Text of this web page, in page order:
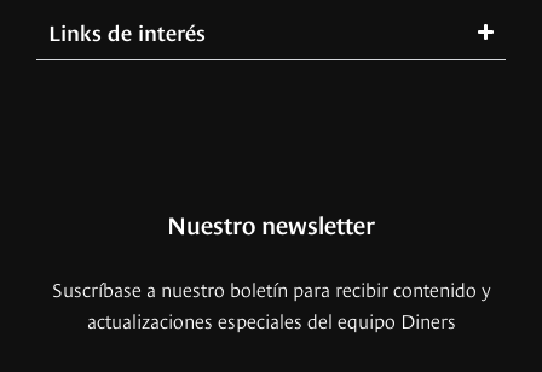
Links de interés
Nuestro newsletter
Suscríbase a nuestro boletín para recibir contenido y
actualizaciones especiales del equipo Diners